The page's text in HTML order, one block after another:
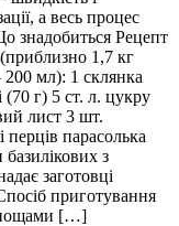
а весь процес
знадобиться Рецепт
(приблизно 1,7 кг
мл): 1 склянка
(70 г) 5 ст. л. цукру
лист 3 шт.
парасолька
з
заготовці
приготування
[…]